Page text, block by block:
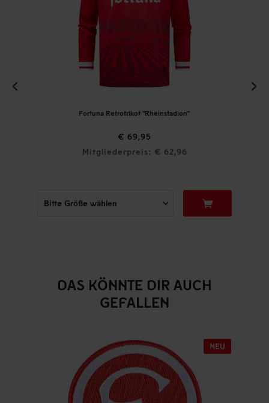
Fortuna Retrotrikot "Rheinstadion"
€ 69,95
Mitgliederpreis: € 62,96
DAS KÖNNTE DIR AUCH
GEFALLEN